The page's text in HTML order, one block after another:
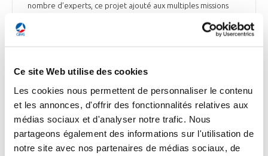
Ce site Web utilise des cookies
Les cookies nous permettent de personnaliser le contenu
et les annonces, d'offrir des fonctionnalités relatives aux
médias sociaux et d'analyser notre trafic. Nous
partageons également des informations sur l'utilisation de
notre site avec nos partenaires de médias sociaux, de
nombre d’experts, ce projet ajouté aux multiples missions
Jürgen Knödlseder, directeur de recherche du CNRS à
de concentrer les efforts sur notre planète.
Libération du 3 septembre